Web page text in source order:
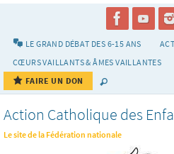
LE GRAND DÉBAT DES 6-15 ANS
CŒURS VAILLANTS & ÂMES VAILLANTES
FAIRE UN DON
Action Catholique des
Le site de la Fédération nationale